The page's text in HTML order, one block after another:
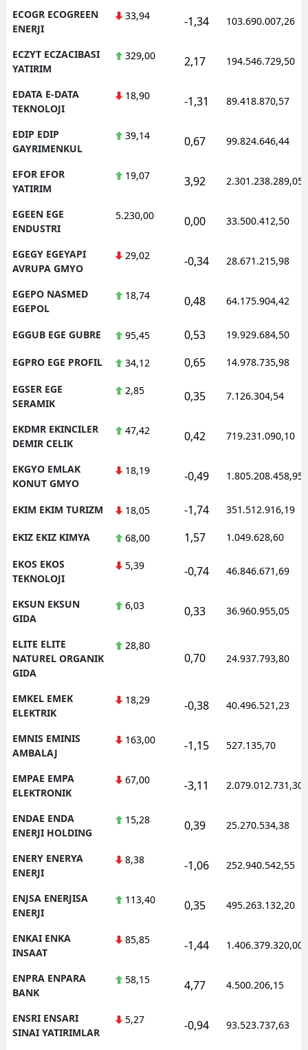
ECOGR ECOGREEN
ENERJI
33,94 -1,34 103.690.007,26
ECZYT ECZACIBASI
YATIRIM
329,00 2,17 194.546.729,50
EDATA E-DATA
TEKNOLOJI
18,90 -1,31 89.418.870,57
EDIP EDIP
GAYRIMENKUL
39,14 0,67 99.824.646,44
EFOR EFOR
YATIRIM
19,07 3,92 2.301.238.289,05
EGEEN EGE
ENDUSTRI
5.230,00 0,00 33.500.412,50
EGEGY EGEYAPI
AVRUPA GMYO
29,02 -0,34 28.671.215,98
EGEPO NASMED
EGEPOL
18,74 0,48 64.175.904,42
EGGUB EGE GUBRE 95,45 0,53 19.929.684,50
EGPRO EGE PROFIL 34,12 0,65 14.978.735,98
EGSER EGE
SERAMIK
2,85 0,35 7.126.304,54
EKDMR EKINCILER
DEMIR CELIK
47,42 0,42 719.231.090,10
EKGYO EMLAK
KONUT GMYO
18,19 -0,49 1.805.208.458,95
EKIM EKIM TURIZM 18,05 -1,74 351.512.916,19
EKIZ EKIZ KIMYA 68,00 1,57 1.049.628,60
EKOS EKOS
TEKNOLOJI
5,39 -0,74 46.846.671,69
EKSUN EKSUN
GIDA
6,03 0,33 36.960.955,05
ELITE ELITE
NATUREL ORGANIK
GIDA
28,80
0,70 24.937.793,80
EMKEL EMEK
ELEKTRIK
18,29 -0,38 40.496.521,23
EMNIS EMINIS
AMBALAJ
163,00 -1,15 527.135,70
EMPAE EMPA
ELEKTRONIK
67,00 -3,11 2.079.012.731,30
ENDAE ENDA
ENERJI HOLDING
15,28 0,39 25.270.534,38
ENERY ENERYA
ENERJI
8,38 -1,06 252.940.542,55
ENJSA ENERJISA
ENERJI
113,40 0,35 495.263.132,20
ENKAI ENKA
INSAAT
85,85 -1,44 1.406.379.320,00
ENPRA ENPARA
BANK
58,15 4,77 4.500.206,15
ENSRI ENSARI
SINAI YATIRIMLAR
5,27 -0,94 93.523.737,63